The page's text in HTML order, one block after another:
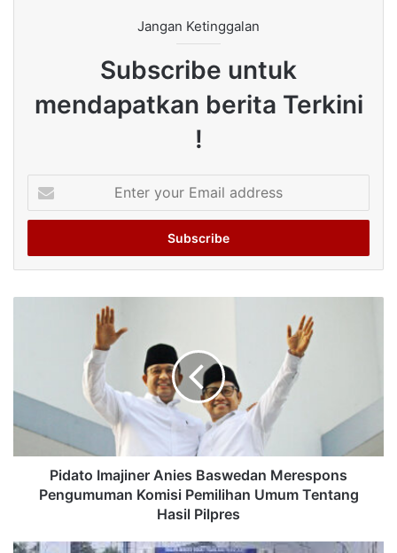
Jangan Ketinggalan
Subscribe untuk
mendapatkan berita Terkini
!
your
Email
Pidato Imajiner Anies Baswedan Merespons
Pengumuman Komisi Pemilihan Umum Tentang
Hasil Pilpres